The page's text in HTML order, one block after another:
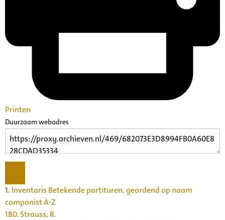
Printen
Duurzaam webadres
1.Inventaris Betekende partituren, geordend op naam
componist A-Z
180. Strauss, R.